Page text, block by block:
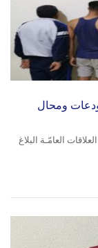
ومحال
العامّـة البلاغ